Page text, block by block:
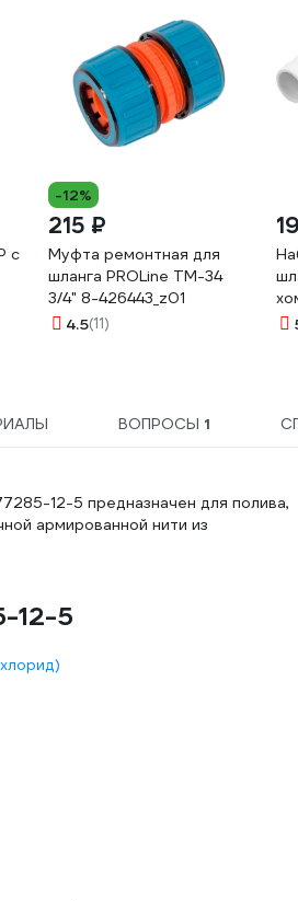
с
-12%
215 ₽
Муфта ремонтная для
шланга PROLine TM-34
3/4" 8-426443_z01
4.5(11)
ВОПРОСЫ 1
12-5 предназначен для полива,
армированной нити из
12-5